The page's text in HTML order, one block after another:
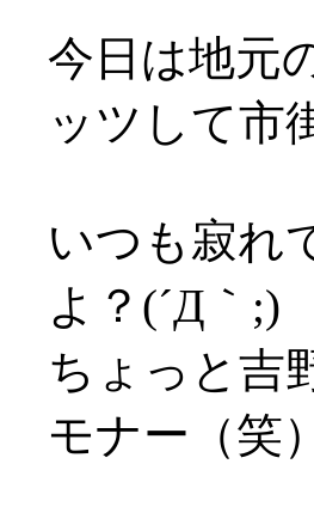
今日は地元
ッツして市
いつも寂れ
よ？(´Д｀;)
ちょっと吉
モナー（笑）